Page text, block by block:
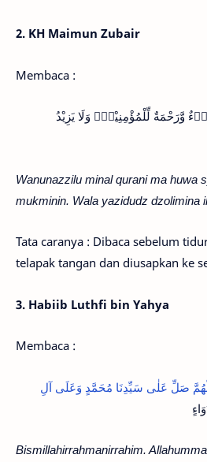
2. KH Maimun Zubair
Membaca :
وَّرَحْمَةٌ لِّلْمُؤْمِنِيْنَۙ وَلَا يَزِيْدُ
Wanunazzilu minal qurani ma huwa
mukminin. Wala yazidudz dzolimina
Tata caranya : Dibaca sebelum
telapak tangan dan diusapkan ke
3. Habiib Luthfi bin Yahya
Membaca :
صَلِّ عَلٰى سَيِّدِنَا مُحَمَّدٍ وَعَلَى آلِ
Bismillahirrahmanirrahim.